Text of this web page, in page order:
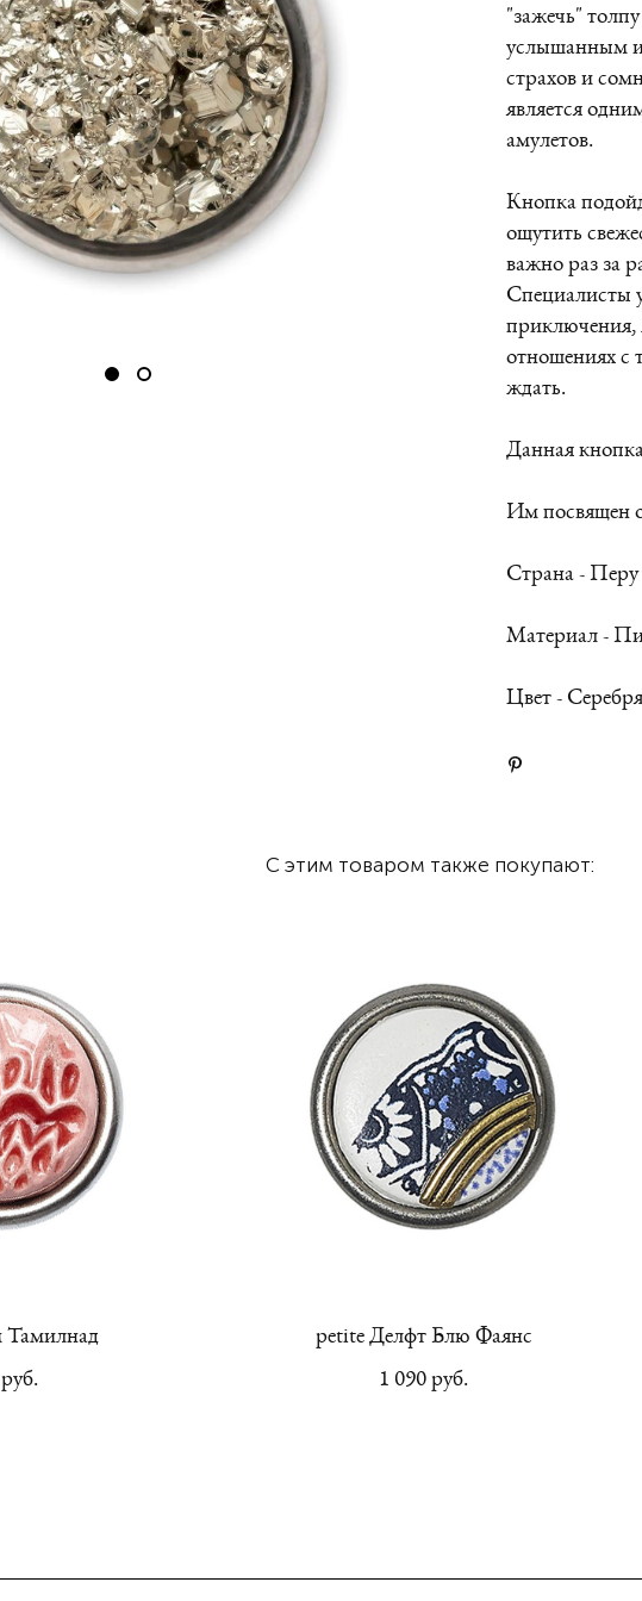
"зажечь"
услышанным и
страхов и
является
амулетов.
Кнопка
ощутить
важно раз за
Специалисты
приключения,
отношениях с
ждать.
Данная
Им посвящен
Страна - Перу
Материал -
Цвет -
С этим товаром также покупают:
Тамилнад
petite Делфт Блю Фаянс
1 090 pуб.